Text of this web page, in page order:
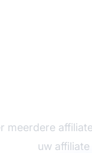
meerdere
uw